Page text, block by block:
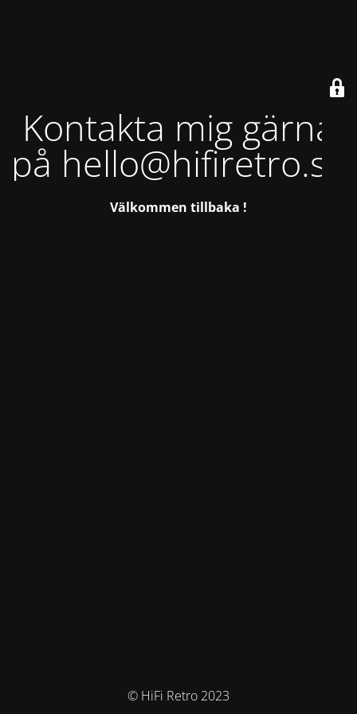
Kontakta mig gärna
på hello@hifiretro.se
Välkommen tillbaka !
© HiFi Retro 2023